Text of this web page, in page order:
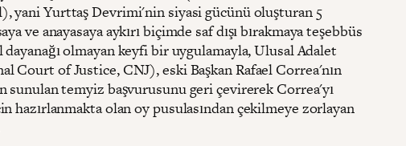
yani Yurttaş Devrimi'nin siyasi gücünü oluşturan 5
ve anayasaya aykırı biçimde saf dışı bırakmaya teşebbüs
olmayan keyfi bir uygulamayla, Ulusal Adalet
Court of Justice, CNJ), eski Başkan Rafael Correa'nın
sunulan temyiz başvurusunu geri çevirerek Correa'yı
hazırlanmakta olan oy pusulasından çekilmeye zorlayan